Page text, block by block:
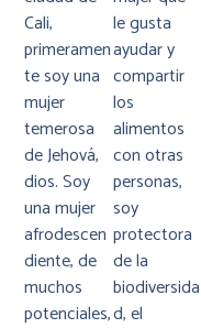
Cali,
primeramen
te soy una
mujer
temerosa
de Jehová,
dios. Soy
una mujer
afrodescen
diente, de
muchos
potenciales,
le gusta
ayudar y
compartir
los
alimentos
con otras
personas,
soy
protectora
de la
biodiversida
d, el